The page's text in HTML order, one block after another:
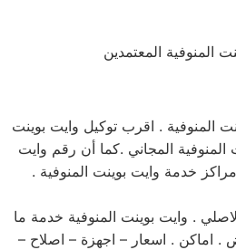
المنوفية المعتمدين
المنوفية . اقرب توكيل وايت بوينت
المجاني .كما أن رقم وايت
خدمة وايت بوينت المنوفية .
. وايت بوينت المنوفية خدمة ما
. اماكن . اسعار – اجهزة – اصلاح –